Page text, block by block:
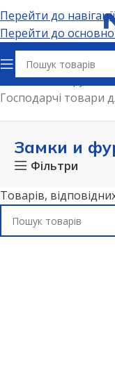
Перейти до навігації
Перейти до
Головна
Господарчі товари
Замки и
Фільтри
Товарів,